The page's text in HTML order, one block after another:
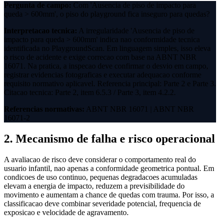
Pergunta de campo: Com 'Ausencia de piso de impacto para
queda > 600mm', o piso do playground fica inseguro para quedas?
Interpretacao tecnica: A irregularidade 'Ausencia de piso de
impacto para queda > 600mm' indica nao conformidade tecnica
identificada no PlaygroundScan. Em linguagem simples, isso eleva
o risco de acidente e exige correcao com base na ABNT NBR
16071. Na pratica, a inspecao deve confirmar o desvio em campo,
registrar evidencias fotograficas e executar adequacao conforme
requisito normativo aplicavel. Referencia principal: Parte 2 e Parte 3.
Citacao tecnica: Parte 2, item 6.5.3 / Parte 3, item 4.2.2.
Referencias normativas: ABNT NBR 16071 | ABNT NBR
16071-2
2. Mecanismo de falha e risco operacional
A avaliacao de risco deve considerar o comportamento real do
usuario infantil, nao apenas a conformidade geometrica pontual. Em
condicoes de uso continuo, pequenas degradacoes acumuladas
elevam a energia de impacto, reduzem a previsibilidade do
movimento e aumentam a chance de quedas com trauma. Por isso, a
classificacao deve combinar severidade potencial, frequencia de
exposicao e velocidade de agravamento.